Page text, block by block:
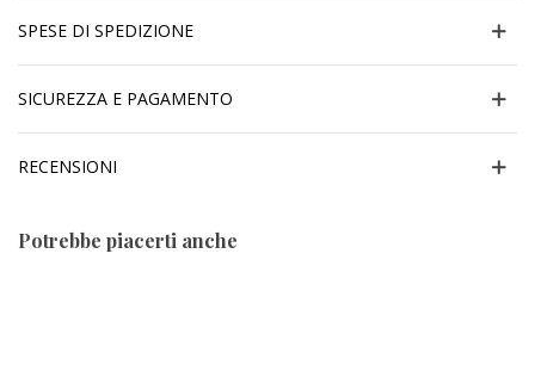
SPESE DI SPEDIZIONE
SICUREZZA E PAGAMENTO
RECENSIONI
Potrebbe piacerti anche